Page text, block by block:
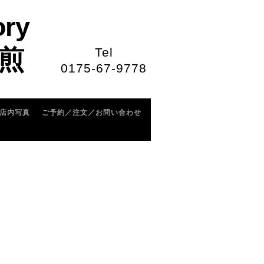
Tel
0175-67-9778
店内写真
ご予約／注文／お問い合わせ